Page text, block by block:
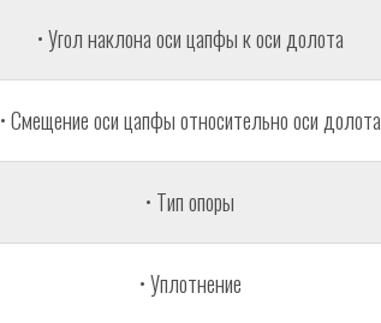
• Угол наклона оси цапфы к оси долота
• Смещение оси цапфы относительно оси долота
• Тип опоры
• Уплотнение